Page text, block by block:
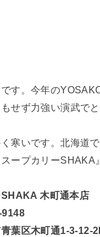
す。今年の
せず力強い演武で
寒いです。北海道
ープカリーSHAKA
木町通本店
9148
葉区木町通1-3-12-